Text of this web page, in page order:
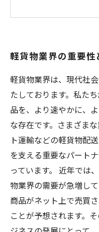
軽貨物業界の重要性
軽貨物業界は、現代社
たしております。私た
品を、より速やかに、
な存在です。さまざま
ト運輸などの軽貨物配
を支える重要なパート
っています。 近年では
物業界の需要が急増し
商品がネット上で売買
ことが予想されます。